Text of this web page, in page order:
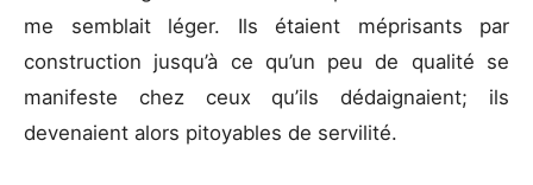
me semblait léger. Ils étaient méprisants par
construction jusqu’à ce qu’un peu de qualité se
manifeste chez ceux qu’ils dédaignaient; ils
devenaient alors pitoyables de servilité.